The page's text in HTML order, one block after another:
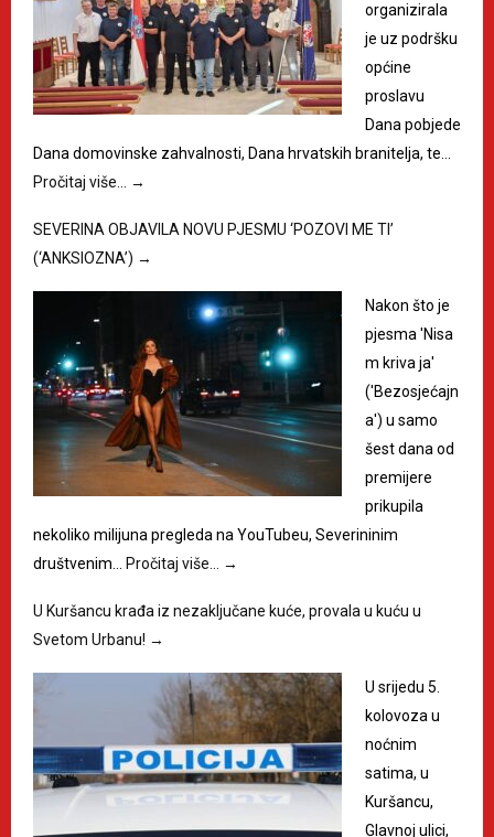
organizirala
je uz podršku
općine
proslavu
Dana pobjede
Dana domovinske zahvalnosti, Dana hrvatskih branitelja, te…
Pročitaj više…
→
SEVERINA OBJAVILA NOVU PJESMU ‘POZOVI ME TI’
(‘ANKSIOZNA’) →
Nakon što je
pjesma 'Nisa
m kriva ja'
('Bezosjećajn
a') u samo
šest dana od
premijere
prikupila
nekoliko milijuna pregleda na YouTubeu, Severininim
društvenim…
Pročitaj više… →
U Kuršancu krađa iz nezaključane kuće, provala u kuću u
Svetom Urbanu! →
U srijedu 5.
kolovoza u
noćnim
satima, u
Kuršancu,
Glavnoj ulici,